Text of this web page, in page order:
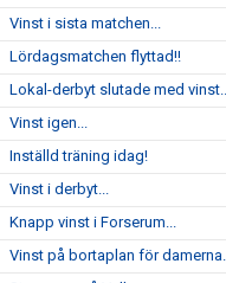
Vinst i sista matchen...
Lördagsmatchen flyttad!!
Lokal-derbyt slutade med vinst...
Vinst igen...
Inställd träning idag!
Vinst i derbyt...
Knapp vinst i Forserum...
Vinst på bortaplan för damerna...